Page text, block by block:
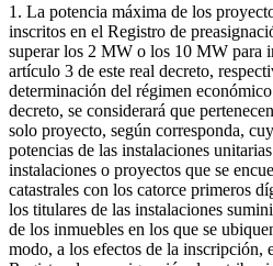
1. La potencia máxima de los
inscritos en el Registro de
superar los 2 MW o los 10 MW para
artículo 3 de este real decreto,
determinación del régimen
decreto, se considerará que
solo proyecto, según corresponda,
potencias de las instalaciones
instalaciones o proyectos que se
catastrales con los catorce primeros
los titulares de las instalaciones
de los inmuebles en los que se
modo, a los efectos de la inscripción,